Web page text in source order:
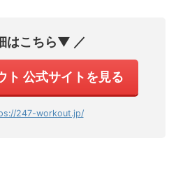
はこちら▼ ／
ト 公式サイトを見る
247-workout.jp/